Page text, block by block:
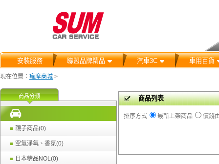
安裝服務 聯盟品牌精品 汽車3C 車用百貨
現在位置： 瘋摩商城 >
商品分類
親子商品(0)
空氣淨氧、香氛(0)
日本精品NOL(0)
商品列表
排序方式 最新上架商品 價錢